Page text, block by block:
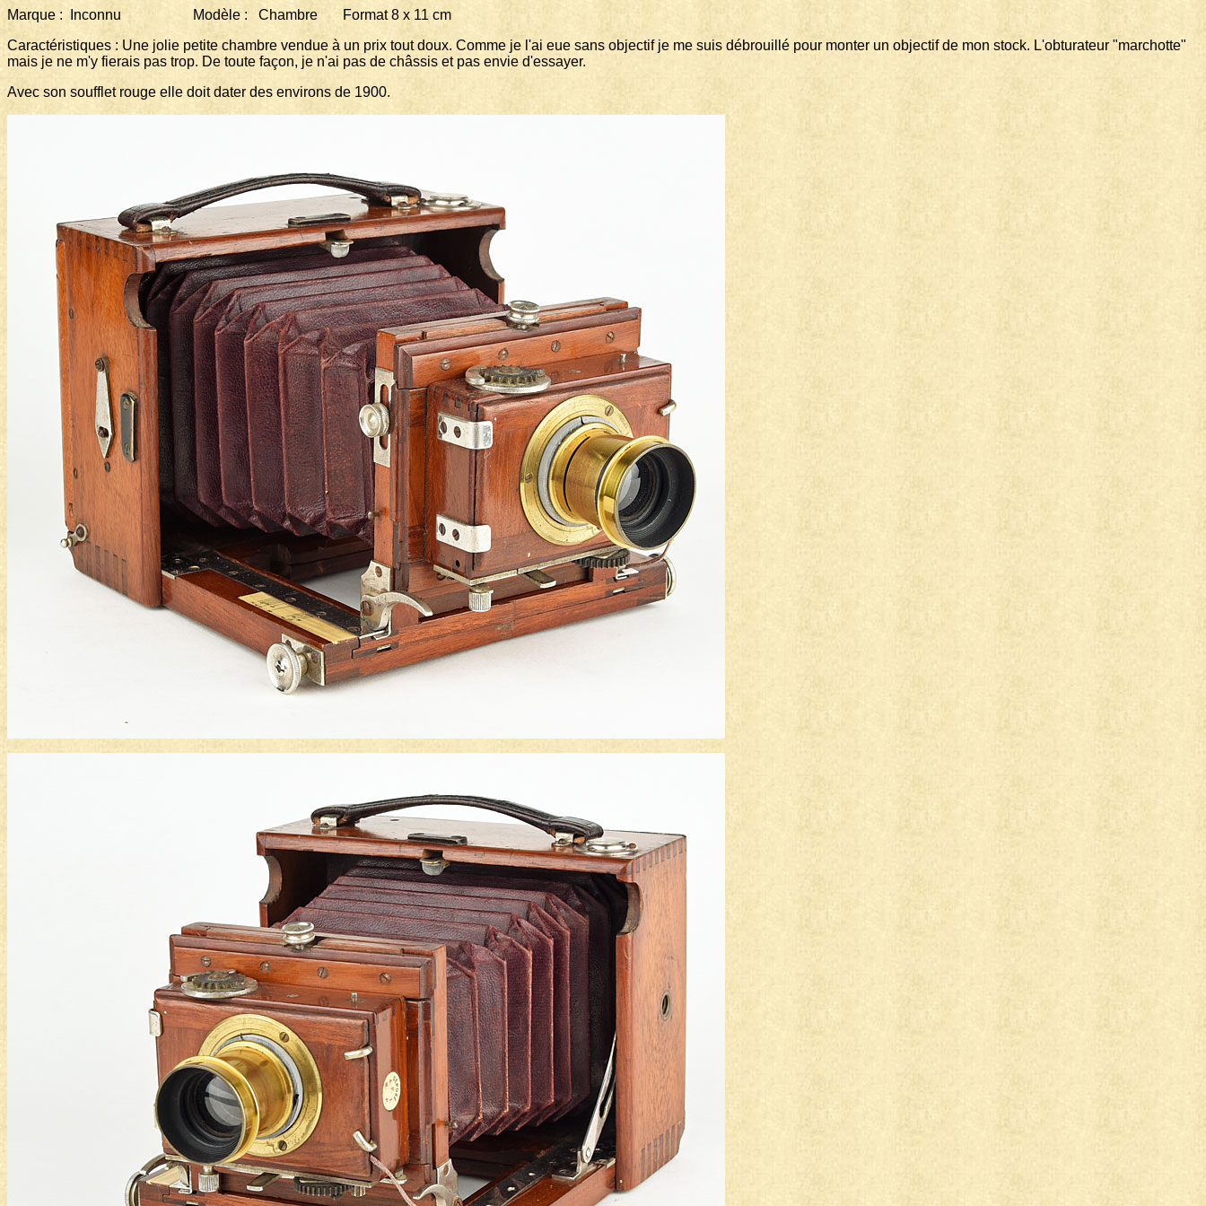
Marque : Inconnu Modèle : Chambre Format 8 x 11 cm
Caractéristiques : Une jolie petite chambre vendue à un prix tout doux. Comme je l'ai eue sans objectif je me suis débrouillé pour monter un objectif de mon stock. L'obturateur "marchotte"
mais je ne m'y fierais pas trop. De toute façon, je n'ai pas de châssis et pas envie d'essayer.
Avec son soufflet rouge elle doit dater des environs de 1900.